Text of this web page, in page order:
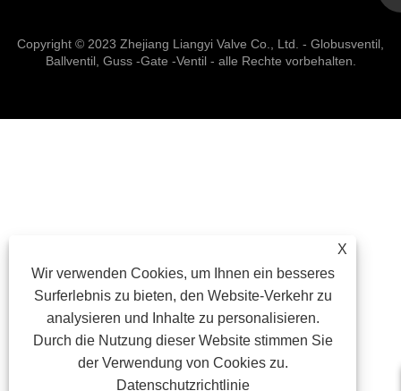
X
Wir verwenden Cookies, um Ihnen ein besseres
Surferlebnis zu bieten, den Website-Verkehr zu
analysieren und Inhalte zu personalisieren.
Durch die Nutzung dieser Website stimmen Sie
der Verwendung von Cookies zu.
Datenschutzrichtlinie
Copyright © 2023 Zhejiang Liangyi Valve Co., Ltd. - Globusventil,
Ballventil, Guss -Gate -Ventil - alle Rechte vorbehalten.